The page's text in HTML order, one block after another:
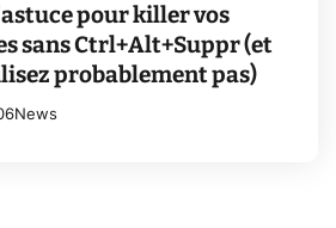
pour killer vos
sans Ctrl+Alt+Suppr (et
probablement pas)
News